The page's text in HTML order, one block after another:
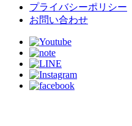
プライバシーポリシー
お問い合わせ